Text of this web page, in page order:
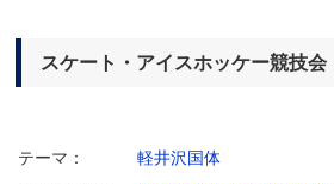
スケート・アイスホッケー競技会
テーマ：
軽井沢国体